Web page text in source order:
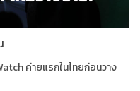
ค่ายแรกในไทยก่อนวาง